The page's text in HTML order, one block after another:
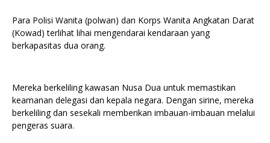
Para Polisi Wanita (polwan) dan Korps Wanita Angkatan Darat
(Kowad) terlihat lihai mengendarai kendaraan yang
berkapasitas dua orang.
Mereka berkeliling kawasan Nusa Dua untuk memastikan
keamanan delegasi dan kepala negara. Dengan sirine, mereka
berkeliling dan sesekali memberikan imbauan-imbauan melalui
pengeras suara.